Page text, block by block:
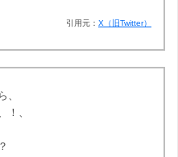
引用元： X（旧Twitter）
、
！、